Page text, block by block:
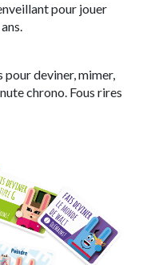
pour jouer
pour deviner, mimer,
chrono. Fous rires